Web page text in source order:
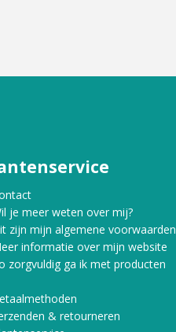
je meer weten over mij?
zijn mijn algemene voorwaarden
informatie over mijn website
zorgvuldig ga ik met producten
& retourneren